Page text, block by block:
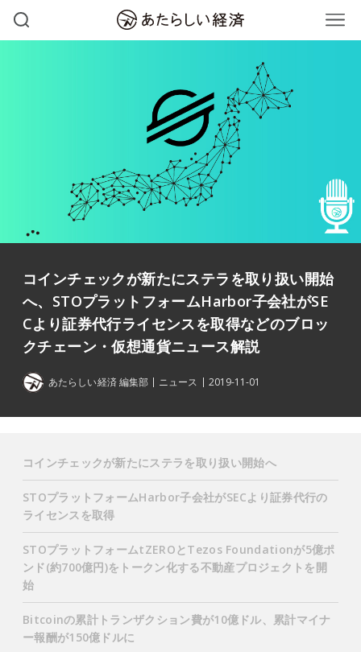
コインチェックが新たにステラを取り扱い開始
へ、STOプラットフォームHarbor子会社がSE
Cより証券代行ライセンスを取得などのブロッ
クチェーン・仮想通貨ニュース解説
あたらしい経済 編集部 ニュース 2019-11-01
コインチェックが新たにステラを取り扱い開始へ
STOプラットフォームHarbor子会社がSECより証券代行の
ライセンスを取得
STOプラットフォームtZEROとTezos Foundationが5億ポ
ンド(約700億円)をトークン化する不動産プロジェクトを開
始
Bitcoinの累計トランザクション費が10億ドル、累計マイナ
ー報酬が150億ドルに